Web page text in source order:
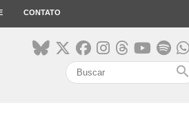
CONTATO
search